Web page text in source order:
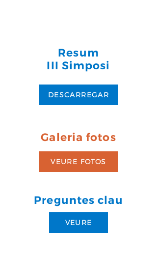
Resum
III Simposi
DESCARREGAR
Galeria fotos
VEURE FOTOS
Preguntes clau
VEURE